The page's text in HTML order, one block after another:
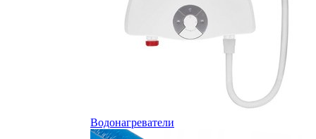
Водонагреватели